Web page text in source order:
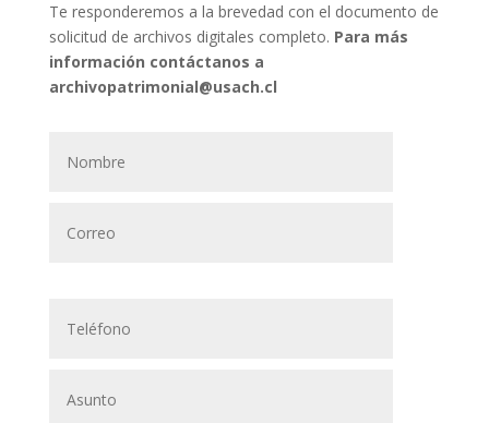
Te responderemos a la brevedad con el documento de
solicitud de archivos digitales completo. Para más
información contáctanos a
archivopatrimonial@usach.cl